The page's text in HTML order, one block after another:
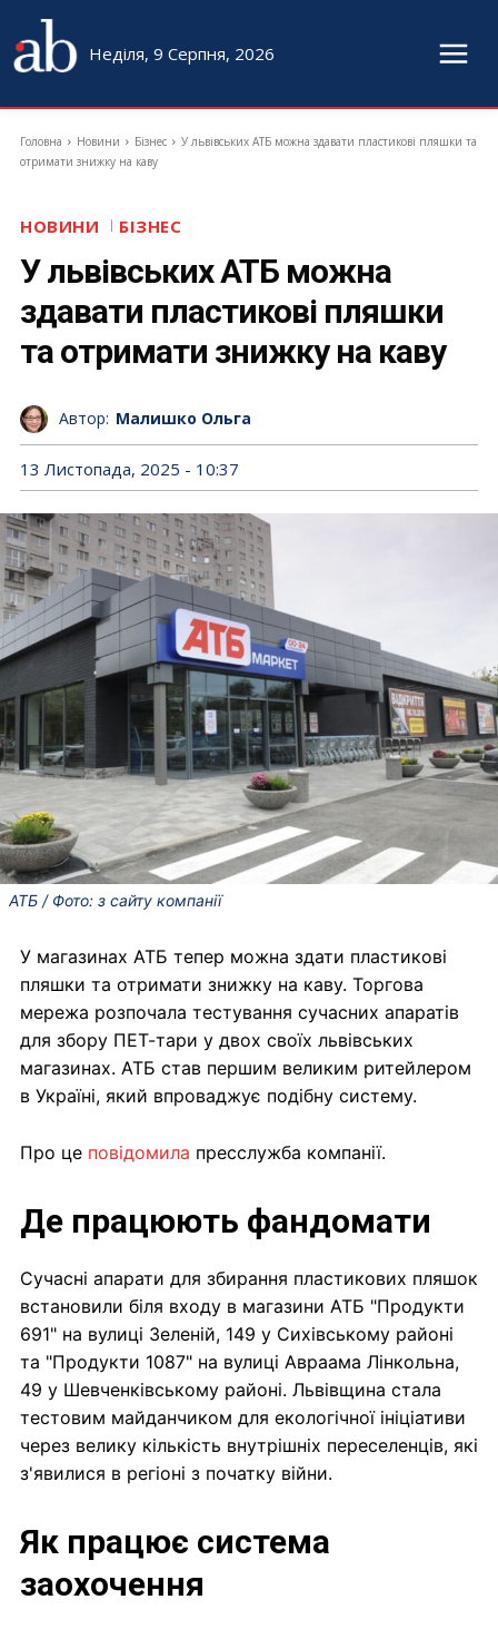
Неділя, 9 Серпня, 2026
Головна Новини Бізнес
У львівських АТБ можна здавати пластикові пляшки та
отримати знижку на каву
НОВИНИ БІЗНЕС
У львівських АТБ можна
здавати пластикові пляшки
та отримати знижку на каву
Автор: Малишко Ольга
13 Листопада, 2025 - 10:37
АТБ / Фото: з сайту компанії
У магазинах АТБ тепер можна здати пластикові
пляшки та отримати знижку на каву. Торгова
мережа розпочала тестування сучасних апаратів
для збору ПЕТ-тари у двох своїх львівських
магазинах. АТБ став першим великим ритейлером
в Україні, який впроваджує подібну систему.
Про це повідомила пресслужба компанії.
Де працюють фандомати
Сучасні апарати для збирання пластикових пляшок
встановили біля входу в магазини АТБ "Продукти
691" на вулиці Зеленій, 149 у Сихівському районі
та "Продукти 1087" на вулиці Авраама Лінкольна,
49 у Шевченківському районі. Львівщина стала
тестовим майданчиком для екологічної ініціативи
через велику кількість внутрішніх переселенців, які
з'явилися в регіоні з початку війни.
Як працює система
заохочення